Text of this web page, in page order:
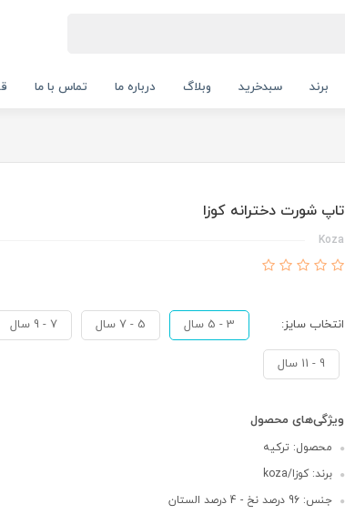
برند سبدخرید وبلاگ درباره ما تماس با ما
تاپ شورت دخترانه کوزا
Koza
انتخاب سایز: 3 - 5 سال 5 - 7 سال 7 - 9 سال
9 - 11 سال
ویژگی‌های محصول
محصول: ترکیه
برند: کوزا/koza
جنس: 96 درصد نخ - 4 درصد الستان